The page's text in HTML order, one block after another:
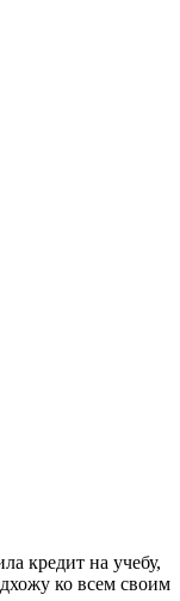
кредит на учебу,
ко всем своим